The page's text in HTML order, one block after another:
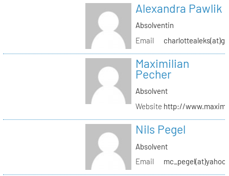
Alexandra Pawlik
Absolventin
Email
Maximilian
Pecher
Absolvent
Website http://
Nils Pegel
Absolvent
Email